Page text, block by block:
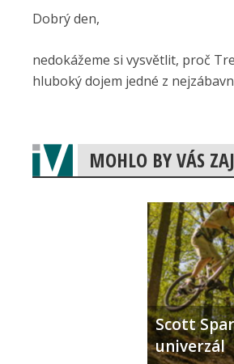
Dobrý den,
nedokážeme si vysvětlit, proč
hluboký dojem jedné z
MOHLO BY VÁS
Scott
univerzál